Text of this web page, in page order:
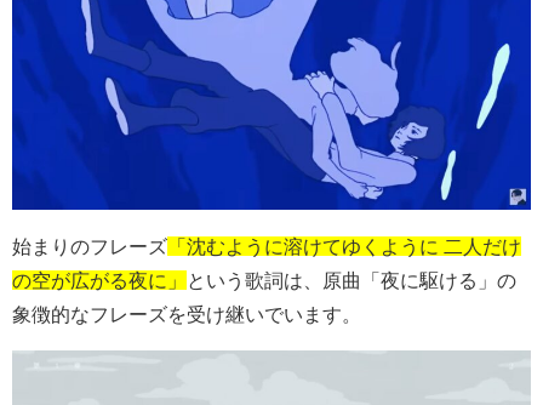
始まりのフレーズ 「沈むように溶けてゆくように 二人だけ
の空が広がる夜に」
という歌詞は、原曲「夜に駆ける」の
象徴的なフレーズを受け継いでいます。